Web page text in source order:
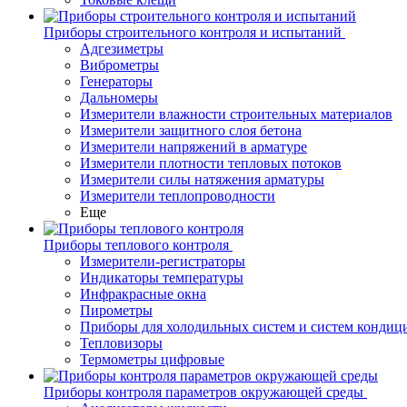
Приборы строительного контроля и испытаний
Адгезиметры
Виброметры
Генераторы
Дальномеры
Измерители влажности строительных материалов
Измерители защитного слоя бетона
Измерители напряжений в арматуре
Измерители плотности тепловых потоков
Измерители силы натяжения арматуры
Измерители теплопроводности
Еще
Приборы теплового контроля
Измерители-регистраторы
Индикаторы температуры
Инфракрасные окна
Пирометры
Приборы для холодильных систем и систем
Тепловизоры
Термометры цифровые
Приборы контроля параметров окружающей среды